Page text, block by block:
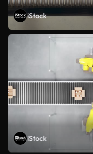
iStock
iStock